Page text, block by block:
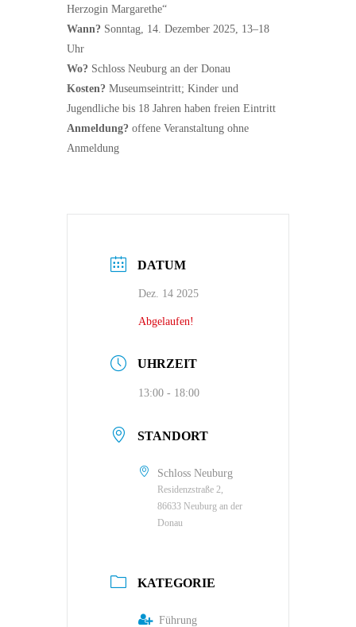
Herzogin Margarethe“
Wann? Sonntag, 14. Dezember 2025, 13–18
Uhr
Wo? Schloss Neuburg an der Donau
Kosten? Museumseintritt; Kinder und
Jugendliche bis 18 Jahren haben freien Eintritt
Anmeldung? offene Veranstaltung ohne
Anmeldung
DATUM
Dez. 14 2025
Abgelaufen!
UHRZEIT
13:00 - 18:00
STANDORT
Schloss Neuburg
Residenzstraße 2,
86633 Neuburg an der
Donau
KATEGORIE
Führung